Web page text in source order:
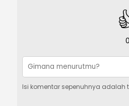
0
Isi komentar sepenuhnya